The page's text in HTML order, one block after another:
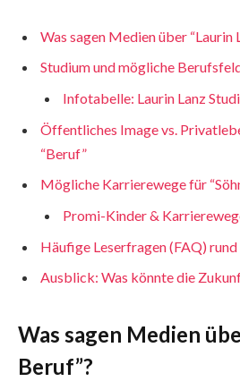
Was sagen Medien über “Laurin
Studium und mögliche
Infotabelle: Laurin Lanz
Öffentliches Image vs.
“Beruf”
Mögliche Karrierewege für
Promi-Kinder &
Häufige Leserfragen (FAQ) rund
Ausblick: Was könnte die
Was sagen Medien
Beruf”?